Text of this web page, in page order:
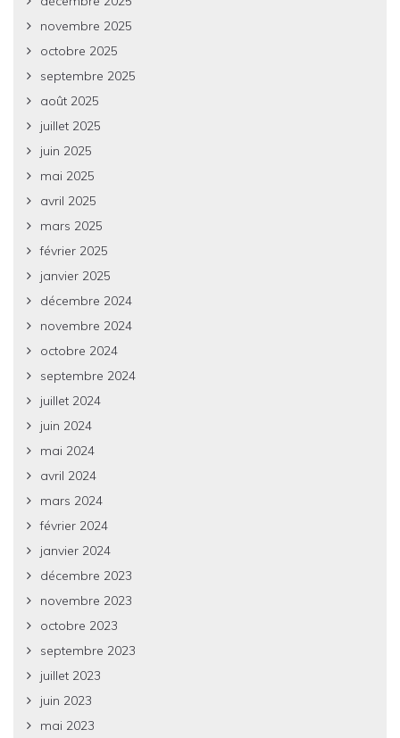
novembre 2025
octobre 2025
septembre 2025
août 2025
juillet 2025
juin 2025
mai 2025
avril 2025
mars 2025
février 2025
janvier 2025
décembre 2024
novembre 2024
octobre 2024
septembre 2024
juillet 2024
juin 2024
mai 2024
avril 2024
mars 2024
février 2024
janvier 2024
décembre 2023
novembre 2023
octobre 2023
septembre 2023
juillet 2023
juin 2023
mai 2023